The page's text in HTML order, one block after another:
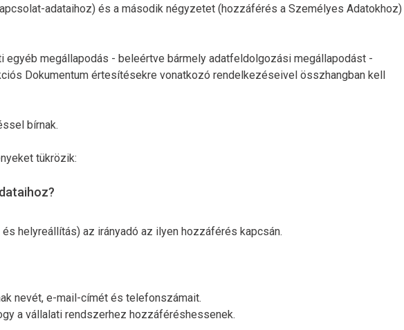
adataihoz) és a második négyzetet (hozzáférés a Személyes Adatokhoz)
megállapodás - beleértve bármely adatfeldolgozási megállapodást -
Dokumentum értesítésekre vonatkozó rendelkezéseivel összhangban kell
bírnak.
tükrözik:
helyreállítás) az irányadó az ilyen hozzáférés kapcsán.
nevét, e-mail-címét és telefonszámait.
a vállalati rendszerhez hozzáféréshessenek.